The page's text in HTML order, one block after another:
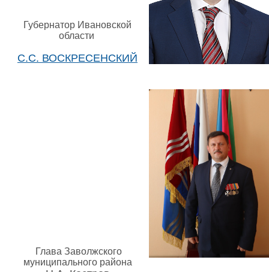
Губернатор Ивановской
области
С.С. ВОСКРЕСЕНСКИЙ
Глава Заволжского
муниципального района